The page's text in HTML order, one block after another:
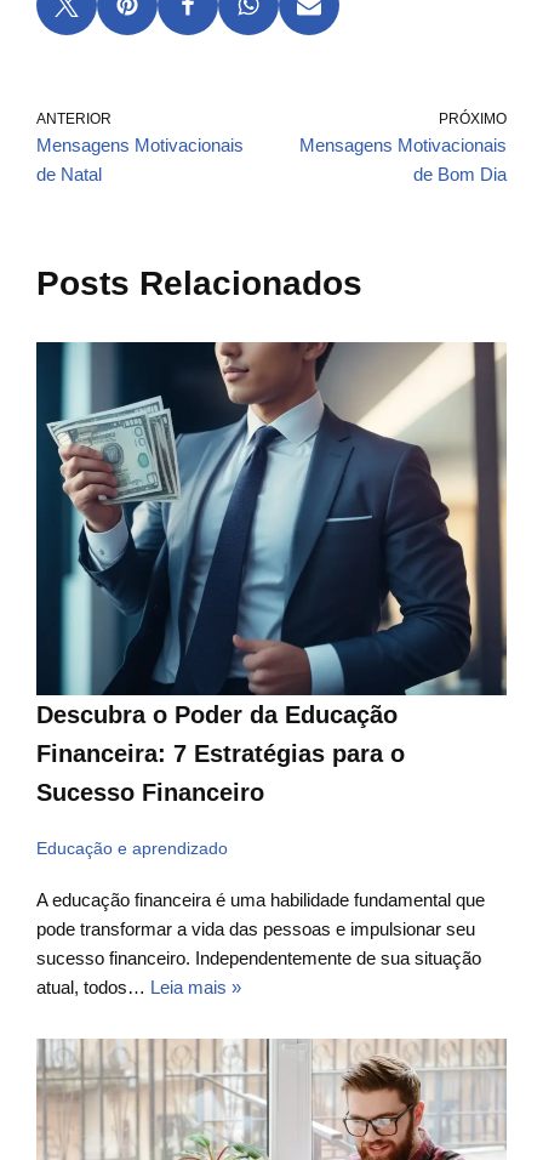
ANTERIOR
Mensagens Motivacionais
de Natal
PRÓXIMO
Mensagens Motivacionais
de Bom Dia
Posts Relacionados
Descubra o Poder da Educação
Financeira: 7 Estratégias para o
Sucesso Financeiro
Educação e aprendizado
A educação financeira é uma habilidade fundamental que
pode transformar a vida das pessoas e impulsionar seu
sucesso financeiro. Independentemente de sua situação
atual, todos… Leia mais »